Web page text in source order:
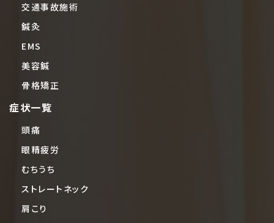
交通事故施術
鍼灸
EMS
美容鍼
骨格矯正
症状一覧
頭痛
眼精疲労
むちうち
ストレートネック
肩こり